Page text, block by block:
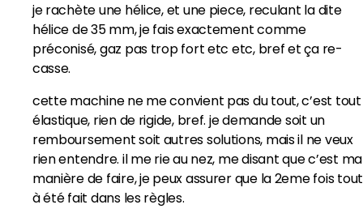
je rachète une hélice, et une piece, reculant la dite
hélice de 35 mm, je fais exactement comme
préconisé, gaz pas trop fort etc etc, bref et ça re-
casse.
cette machine ne me convient pas du tout, c’est tout
élastique, rien de rigide, bref. je demande soit un
remboursement soit autres solutions, mais il ne veux
rien entendre. il me rie au nez, me disant que c’est ma
manière de faire, je peux assurer que la 2eme fois tout
à été fait dans les règles.